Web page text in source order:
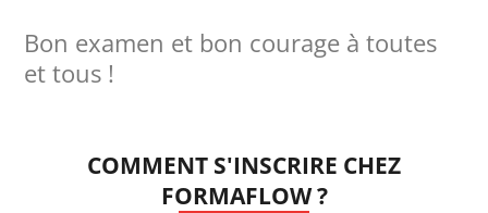
Bon examen et bon courage à toutes
et tous !
COMMENT S'INSCRIRE CHEZ
FORMAFLOW ?